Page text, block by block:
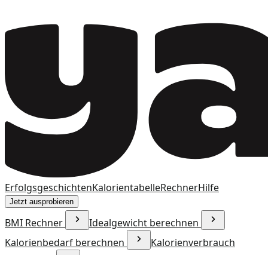
ErfolgsgeschichtenKalorientabelleRechnerHilfe
Jetzt ausprobieren
BMI Rechner
Idealgewicht berechnen
Kalorienbedarf berechnen
Kalorienverbrauch